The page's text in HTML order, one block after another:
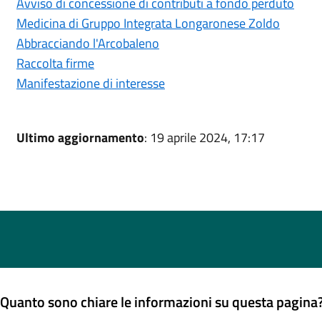
Medicina di Gruppo Integrata Longaronese Zoldo
Abbracciando l'Arcobaleno
Raccolta firme
Manifestazione di interesse
Ultimo aggiornamento: 19 aprile 2024, 17:17
Quanto sono chiare le informazioni su questa